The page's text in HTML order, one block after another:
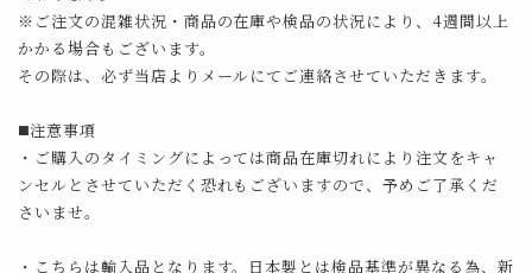
※ご注文の混雑状況・商品の在庫や検品の状況により、4週間以上
かかる場合もございます。
その際は、必ず当店よりメールにてご連絡させていただきます。
◼️注意事項
・ご購入のタイミングによっては商品在庫切れにより注文をキャ
ンセルとさせていただく恐れもございますので、予めご了承くだ
さいませ。
・こちらは輸入品となります。日本製とは検品基準が異なる為、新